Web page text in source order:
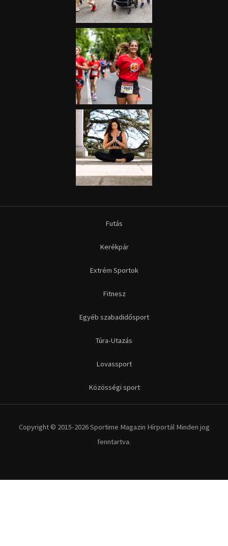
Futás
Kerékpár
Extrém Sportok
Fitnesz
Egyéb szabadidősport
Túra-Utazás
Lovassport
Közösségi sport
Copyright © 2015-2026 Sportime Magazin Hírportál Minden jog
fenntartva.